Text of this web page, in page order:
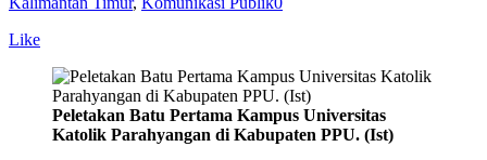
Like
Peletakan Batu Pertama Kampus Universitas
Katolik Parahyangan di Kabupaten PPU. (Ist)